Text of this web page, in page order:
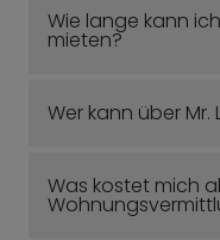
Wie lange kann
mieten?
Wer kann über
Was kostet mich